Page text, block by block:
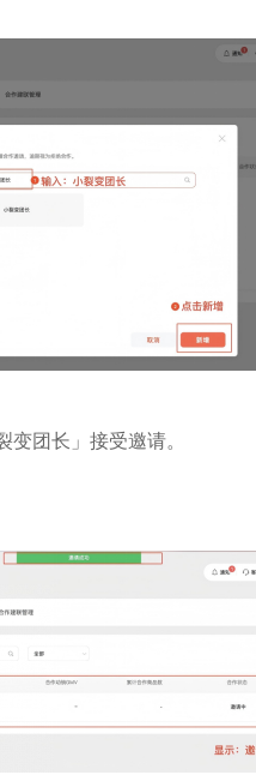
团长」接受邀请。